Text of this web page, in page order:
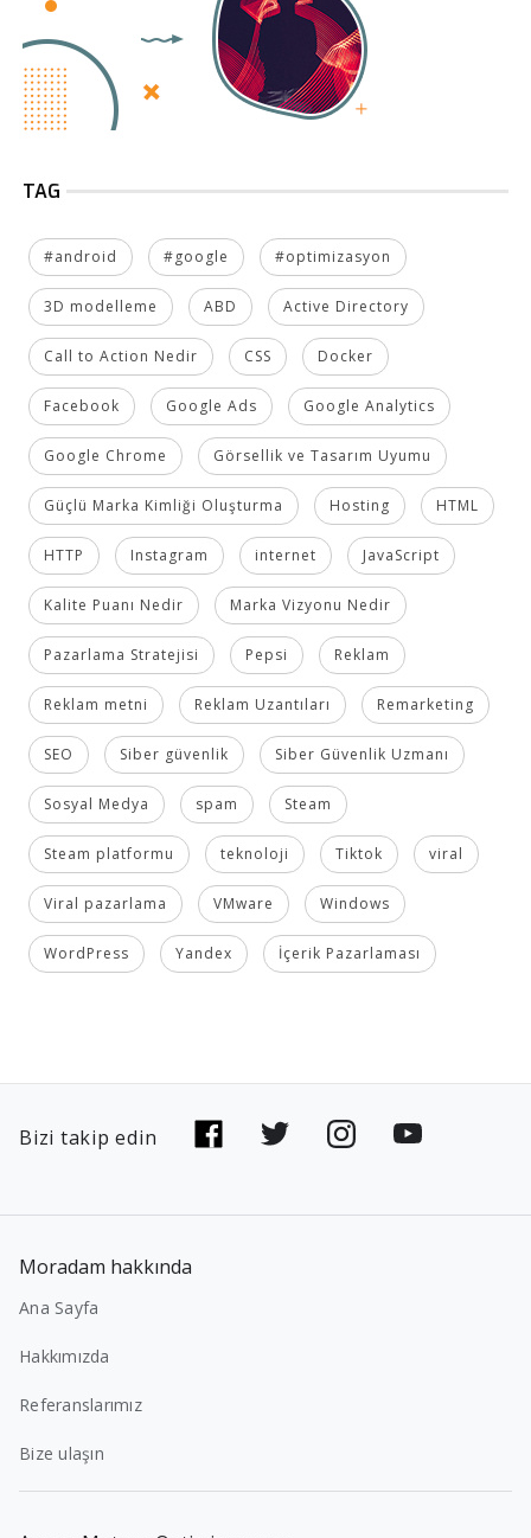
TAG
#android #google #optimizasyon
3D modelleme ABD Active Directory
Call to Action Nedir CSS Docker
Facebook Google Ads Google Analytics
Google Chrome Görsellik ve Tasarım Uyumu
Güçlü Marka Kimliği Oluşturma Hosting HTML
HTTP Instagram internet JavaScript
Kalite Puanı Nedir Marka Vizyonu Nedir
Pazarlama Stratejisi Pepsi Reklam
Reklam metni Reklam Uzantıları Remarketing
SEO Siber güvenlik Siber Güvenlik Uzmanı
Sosyal Medya spam Steam
Steam platformu teknoloji Tiktok viral
Viral pazarlama VMware Windows
WordPress Yandex İçerik Pazarlaması
Bizi takip edin
Moradam hakkında
Ana Sayfa
Hakkımızda
Referanslarımız
Bize ulaşın